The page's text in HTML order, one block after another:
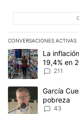
CONVERSACIONES ACTIVAS
Este listado muestra
Un artículo de
La
19,4% en
211
Un artículo deGarcía
pobreza
43